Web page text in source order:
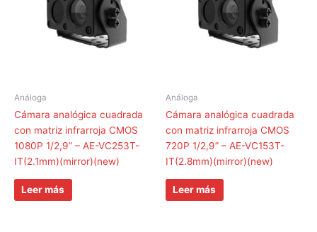
Análoga
Cámara analógica cuadrada
con matriz infrarroja CMOS
1080P 1/2,9” – AE-VC253T-
IT(2.1mm)(mirror)(new)
Leer más
Análoga
Cámara analógica cuadrada
con matriz infrarroja CMOS
720P 1/2,9” – AE-VC153T-
IT(2.8mm)(mirror)(new)
Leer más